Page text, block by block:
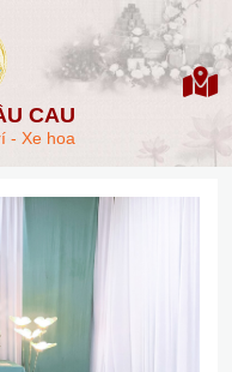
CAU
- Xe hoa